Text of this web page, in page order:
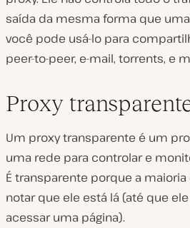
saída da mesma forma que uma
você pode usá-lo para
peer-to-peer, e-mail, torrents, e
Proxy
Um proxy transparente é um
uma rede para controlar e
É transparente porque a
notar que ele está lá (até que
acessar uma página).